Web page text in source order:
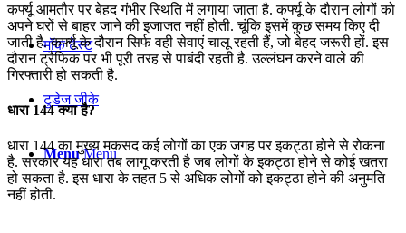
मॉक टेस्ट
टुडेज जीके
Menu Menu
कर्फ्यू आमतौर पर बेहद गंभीर स्थिति में लगाया जाता है. कर्फ्यू के दौरान लोगों को
अपने घरों से बाहर जाने की इजाजत नहीं होती. चूंकि इसमें कुछ समय किए दी
जाती है. कर्फ्यू के दौरान सिर्फ वही सेवाएं चालू रहती हैं, जो बेहद जरूरी हों. इस
दौरान ट्रैफिक पर भी पूरी तरह से पाबंदी रहती है. उल्लंघन करने वाले की
गिरफ्तारी हो सकती है.
धारा 144 क्या है?
धारा 144 का मुख्य मकसद कई लोगों का एक जगह पर इकट्ठा होने से रोकना
है. सरकार यह धारा तब लागू करती है जब लोगों के इकट्ठा होने से कोई खतरा
हो सकता है. इस धारा के तहत 5 से अधिक लोगों को इकट्ठा होने की अनुमति
नहीं होती.